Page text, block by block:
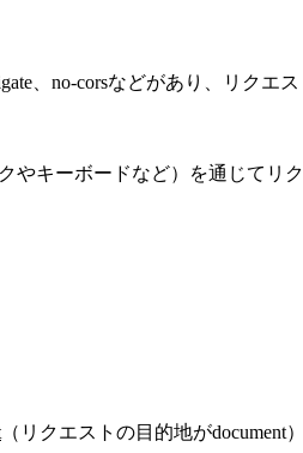
、no-corsなどがあり、リク
やキーボードなど）を通じてリ
（リクエストの目的地が